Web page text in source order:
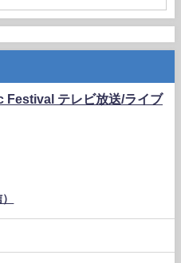
Festival テレビ放送/ライブ